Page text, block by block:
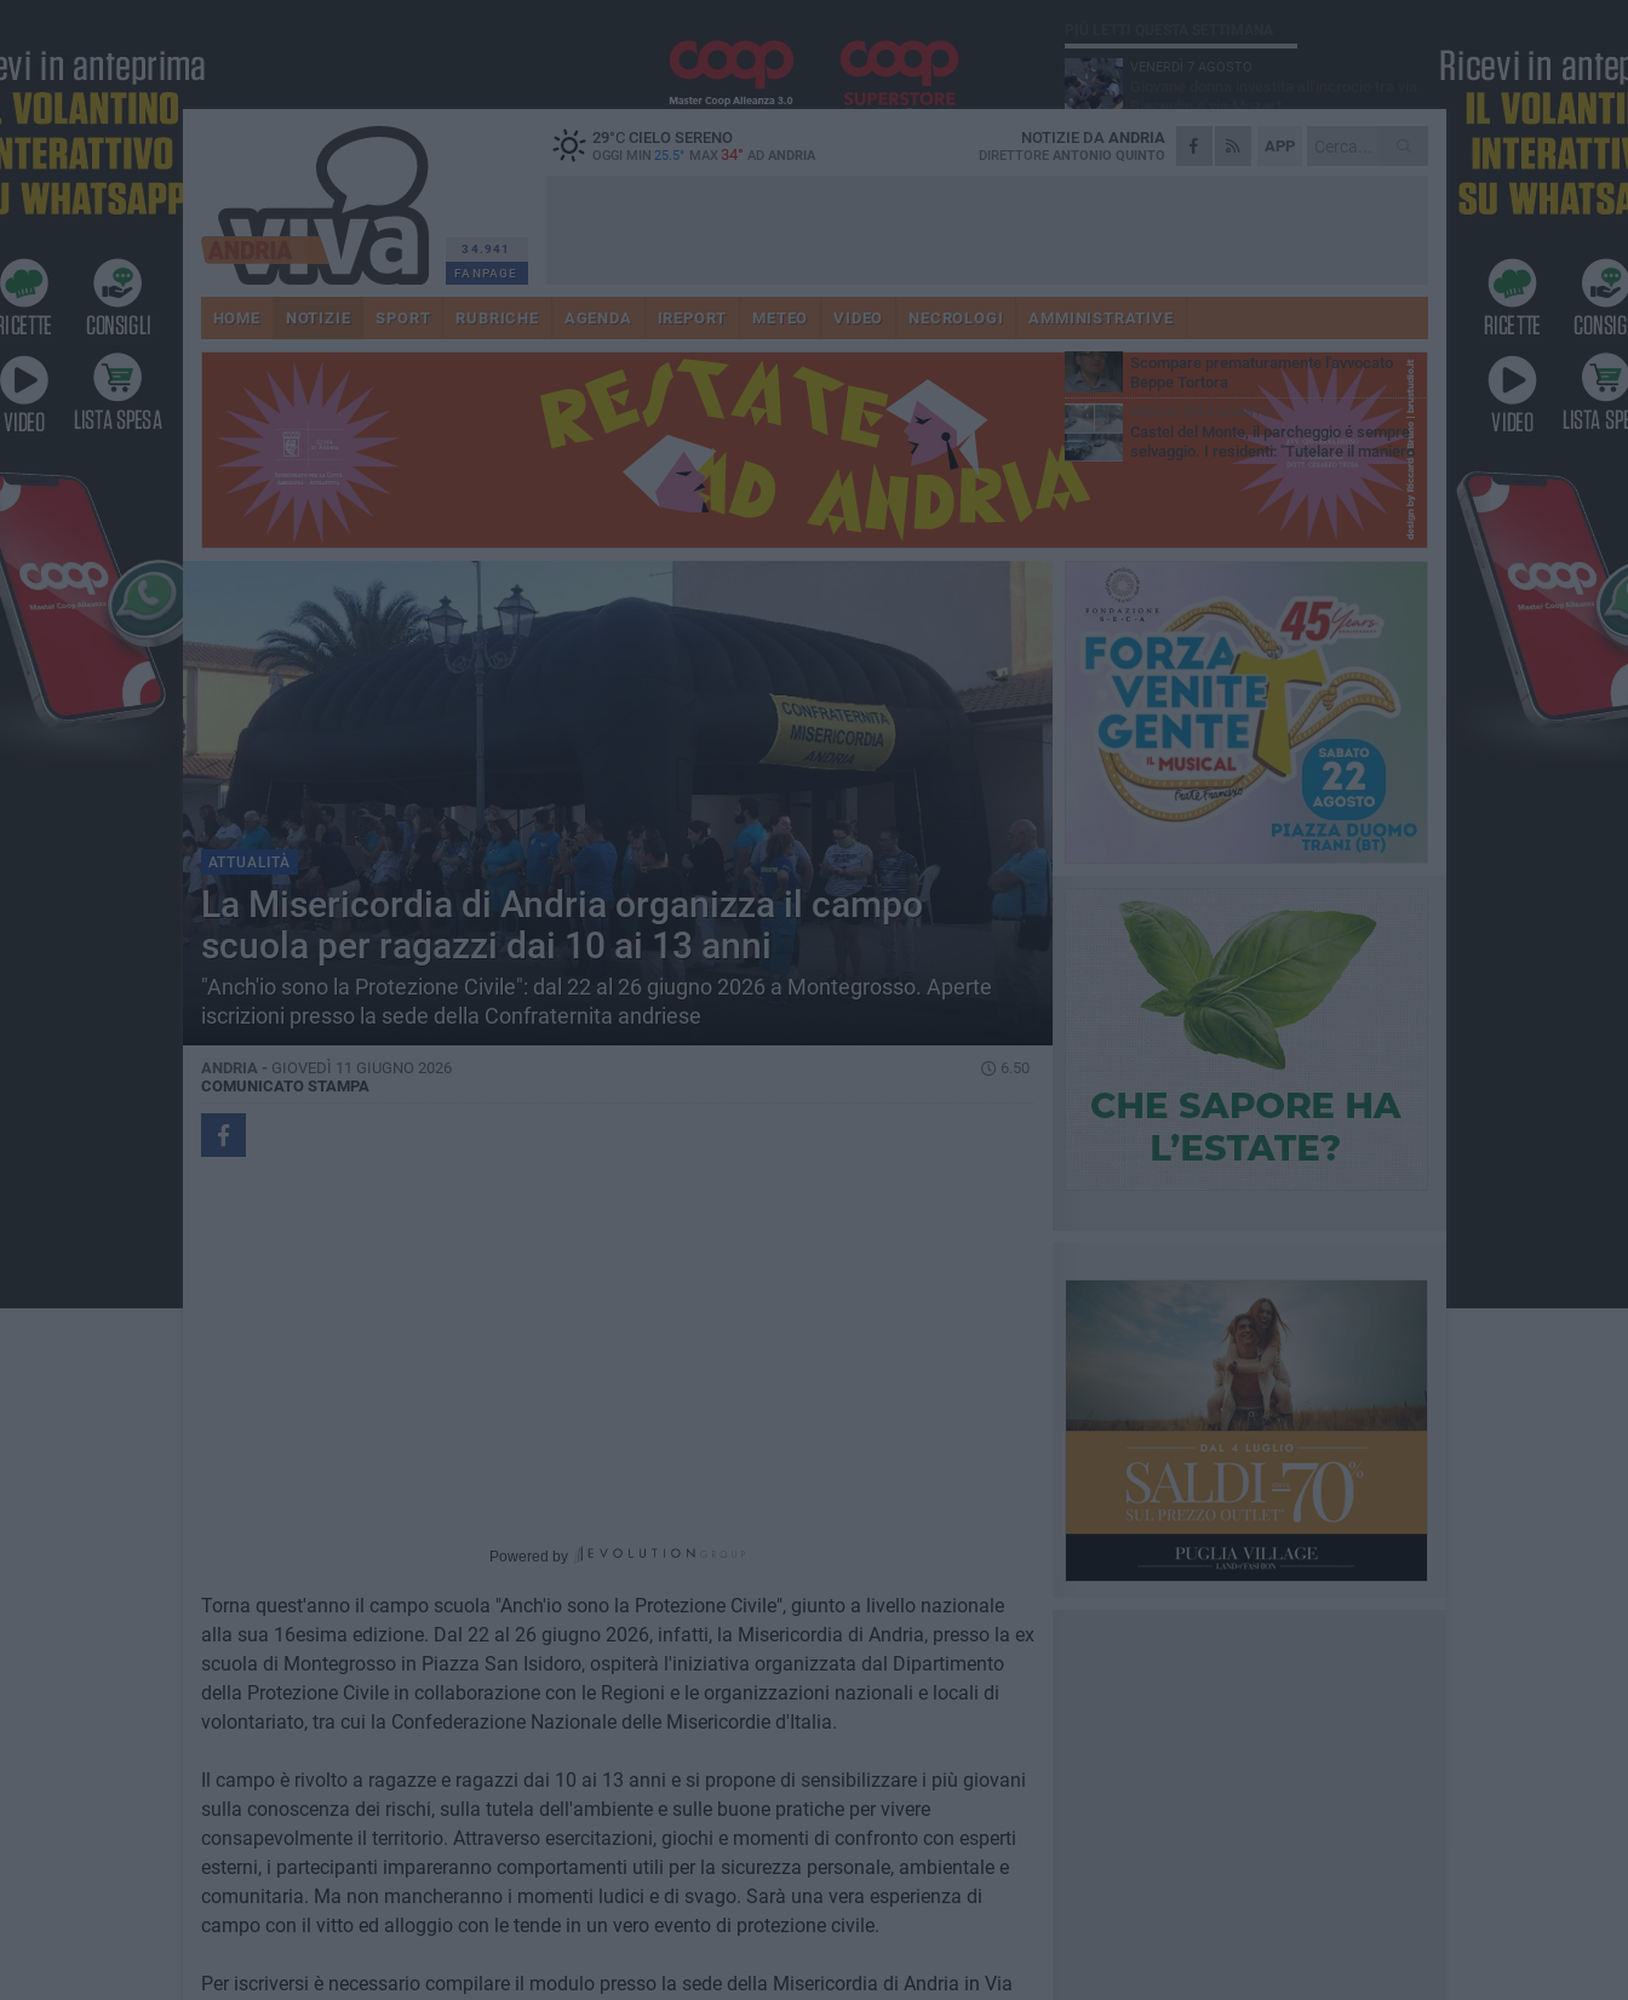
34.941
FANPAGE
29°CCIELO SERENO
OGGI MIN 25.5° MAX 34° AD ANDRIA
APP
NOTIZIE DA ANDRIA
DIRETTORE ANTONIO QUINTO
HOME NOTIZIE SPORT RUBRICHE AGENDA IREPORT METEO VIDEO NECROLOGI AMMINISTRATIVE
ATTUALITÀ
La Misericordia di Andria organizza il campo
scuola per ragazzi dai 10 ai 13 anni
"Anch'io sono la Protezione Civile": dal 22 al 26 giugno 2026 a Montegrosso. Aperte
iscrizioni presso la sede della Confraternita andriese
ANDRIA - GIOVEDÌ 11 GIUGNO 2026
6.50
COMUNICATO STAMPA
Powered by
Torna quest'anno il campo scuola "Anch'io sono la Protezione Civile", giunto a livello nazionale
alla sua 16esima edizione. Dal 22 al 26 giugno 2026, infatti, la Misericordia di Andria, presso la ex
scuola di Montegrosso in Piazza San Isidoro, ospiterà l'iniziativa organizzata dal Dipartimento
della Protezione Civile in collaborazione con le Regioni e le organizzazioni nazionali e locali di
volontariato, tra cui la Confederazione Nazionale delle Misericordie d'Italia.
Il campo è rivolto a ragazze e ragazzi dai 10 ai 13 anni e si propone di sensibilizzare i più giovani
sulla conoscenza dei rischi, sulla tutela dell'ambiente e sulle buone pratiche per vivere
consapevolmente il territorio. Attraverso esercitazioni, giochi e momenti di confronto con esperti
esterni, i partecipanti impareranno comportamenti utili per la sicurezza personale, ambientale e
comunitaria. Ma non mancheranno i momenti ludici e di svago. Sarà una vera esperienza di
campo con il vitto ed alloggio con le tende in un vero evento di protezione civile.
Per iscriversi è necessario compilare il modulo presso la sede della Misericordia di Andria in Via
Bisceglie e via Mozart
MARTEDÌ 4 AGOSTO
Cattivo odore dall’abitazione, la macabra
Andria saluta mons. Agostino Superbo:
celebrati i funerali - FOTO
GIOVEDÌ 30 LUGLIO
Scompare prematuramente l'avvocato
Beppe Tortora
MERCOLEDÌ 5 AGOSTO
Castel del Monte, il parcheggio é sempre
selvaggio. I residenti: "Tutelare il maniero
tra vivibilità e rispetto del paesaggio"